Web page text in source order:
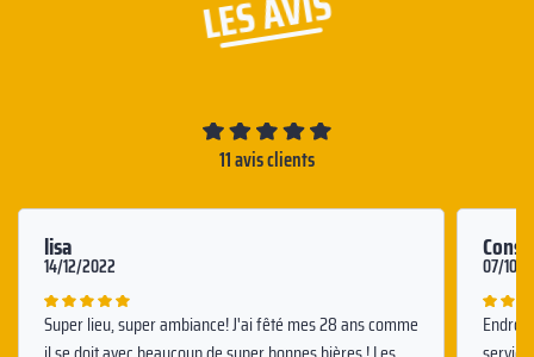
11 avis clients
lisa
14/12/2022
Super lieu, super ambiance! J'ai fêté mes 28 ans comme
07/10/